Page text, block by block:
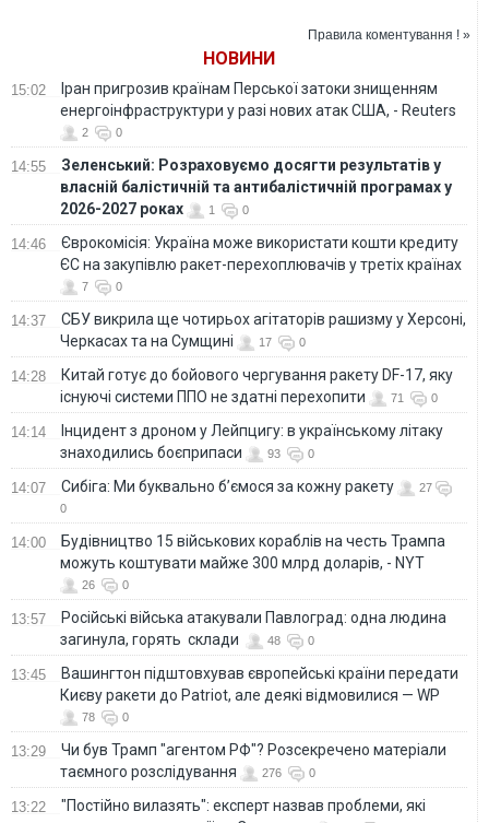
Правила коментування ! »
НОВИНИ
15:02
Іран пригрозив країнам Перської затоки знищенням
енергоінфраструктури у разі нових атак США, - Reuters
2 0
14:55
Зеленський: Розраховуємо досягти результатів у
власній балістичній та антибалістичній програмах у
2026-2027 роках
1 0
14:46
Єврокомісія: Україна може використати кошти кредиту
ЄС на закупівлю ракет-перехоплювачів у третіх країнах
7 0
14:37
СБУ викрила ще чотирьох агітаторів рашизму у Херсоні,
Черкасах та на Сумщині
17 0
14:28
Китай готує до бойового чергування ракету DF-17, яку
існуючі системи ППО не здатні перехопити
71 0
14:14
Інцидент з дроном у Лейпцигу: в українському літаку
знаходились боєприпаси
93 0
14:07 Сибіга: Ми буквально б’ємося за кожну ракету
27
0
14:00
Будівництво 15 військових кораблів на честь Трампа
можуть коштувати майже 300 млрд доларів, - NYT
26 0
13:57
Російські війська атакували Павлоград: одна людина
загинула, горять склади
48 0
13:45
Вашингтон підштовхував європейські країни передати
Києву ракети до Patriot, але деякі відмовилися — WP
78 0
13:29
Чи був Трамп "агентом РФ"? Розсекречено матеріали
таємного розслідування
276 0
13:22
"Постійно вилазять": експерт назвав проблеми, які